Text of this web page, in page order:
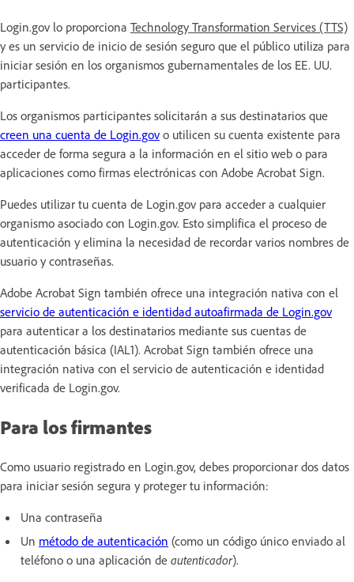
Login.gov lo proporciona Technology Transformation Services (TTS)
y es un servicio de inicio de sesión seguro que el público utiliza para
iniciar sesión en los organismos gubernamentales de los EE. UU.
participantes.
Los organismos participantes solicitarán a sus destinatarios que
creen una cuenta de Login.gov o utilicen su cuenta existente para
acceder de forma segura a la información en el sitio web o para
aplicaciones como firmas electrónicas con Adobe Acrobat Sign.
Puedes utilizar tu cuenta de Login.gov para acceder a cualquier
organismo asociado con Login.gov. Esto simplifica el proceso de
autenticación y elimina la necesidad de recordar varios nombres de
usuario y contraseñas.
Adobe Acrobat Sign también ofrece una integración nativa con el
servicio de autenticación e identidad autoafirmada de Login.gov
para autenticar a los destinatarios mediante sus cuentas de
autenticación básica (IAL1). Acrobat Sign también ofrece una
integración nativa con el servicio de autenticación e identidad
verificada de Login.gov.
Para los firmantes
Como usuario registrado en Login.gov, debes proporcionar dos datos
para iniciar sesión segura y proteger tu información:
Una contraseña
Un método de autenticación (como un código único enviado al
teléfono o una aplicación de autenticador).